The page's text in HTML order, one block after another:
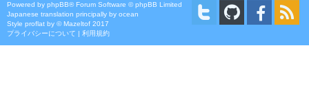
Powered by phpBB® Forum Software © phpBB Limited
Japanese translation principally by ocean
Style proflat by ©Mazeltof 2017
プライバシーについて | 利用規約